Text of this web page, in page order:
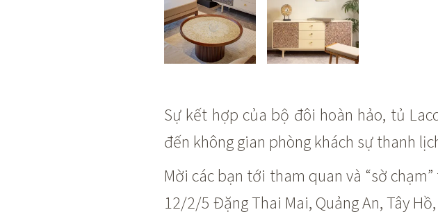
Sự kết hợp của bộ đôi hoàn hảo, tủ
đến không gian phòng khách sự thanh
Mời các bạn tới tham quan và “sờ
12/2/5 Đặng Thai Mai, Quảng An, Tây